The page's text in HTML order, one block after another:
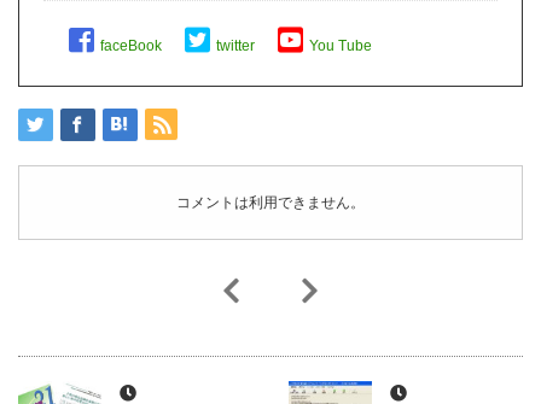
faceBook twitter You Tube
コメントは利用できません。